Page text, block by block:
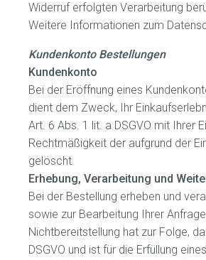
Widerruf erfolgten Verarbeitung
Weitere Informationen zum
Kundenkonto Bestellungen
Kundenkonto
Bei der Eröffnung eines
dient dem Zweck, Ihr
Art. 6 Abs. 1 lit. a DSGVO mit Ihrer
Rechtmäßigkeit der aufgrund der
gelöscht.
Erhebung, Verarbeitung und
Bei der Bestellung erheben und
sowie zur Bearbeitung Ihrer
Nichtbereitstellung hat zur Folge,
DSGVO und ist für die Erfüllung